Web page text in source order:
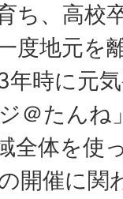
ち、高校
度地元を
時に元
＠たん
全体を使
開催に